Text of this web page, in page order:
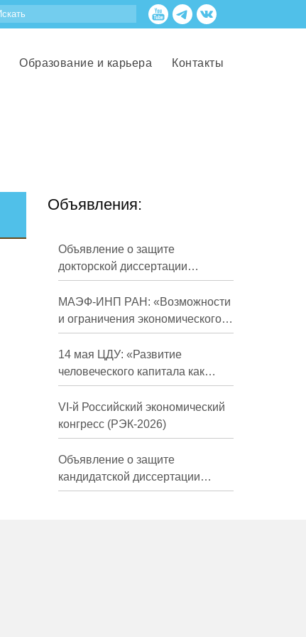
Образование и карьера Контакты
Объявления:
Объявление о защите
докторской диссертации
Кузнецова Михаила
Евгеньевича
МАЭФ-ИНП РАН: «Возможности
и ограничения экономического
развития России в средне- и
долгосрочной перспективе»
14 мая ЦДУ: «Развитие
человеческого капитала как
фактор экономического роста»
VI-й Российский экономический
конгресс (РЭК-2026)
Объявление о защите
кандидатской диссертации
Трындиной Николь Сергеевны